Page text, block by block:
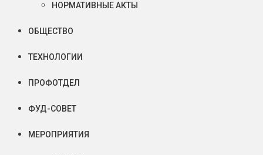
НОРМАТИВНЫЕ АКТЫ
ОБЩЕСТВО
ТЕХНОЛОГИИ
ПРОФОТДЕЛ
ФУД-СОВЕТ
МЕРОПРИЯТИЯ